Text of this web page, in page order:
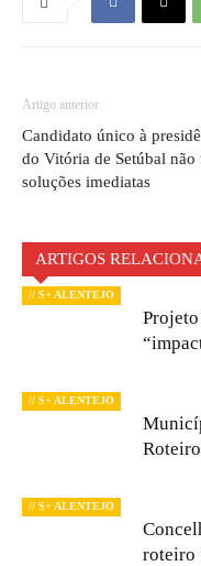
Artigo anterior
Candidato único à
do Vitória de Setúbal não
soluções imediatas
ARTIGOS
// S+ ALENTEJO
// S+ ALENTEJO
// S+ ALENTEJO
roteiro